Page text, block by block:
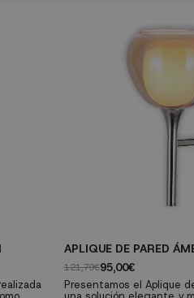
APLIQUE DE PARED
121,79€95,00€
Presentamos el Aplique